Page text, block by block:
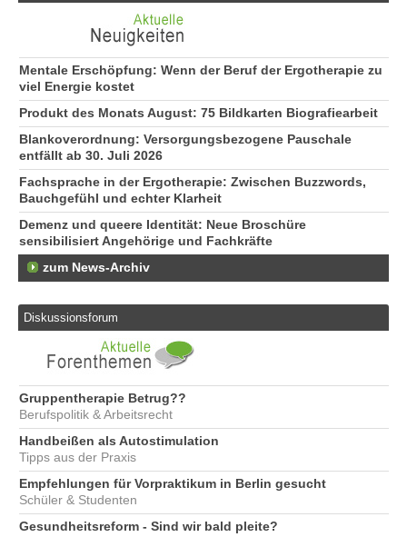
Mentale Erschöpfung: Wenn der Beruf der Ergotherapie zu
viel Energie kostet
Produkt des Monats August: 75 Bildkarten Biografiearbeit
Blankoverordnung: Versorgungsbezogene Pauschale
entfällt ab 30. Juli 2026
Fachsprache in der Ergotherapie: Zwischen Buzzwords,
Bauchgefühl und echter Klarheit
Demenz und queere Identität: Neue Broschüre
sensibilisiert Angehörige und Fachkräfte
zum News-Archiv
Diskussionsforum
Gruppentherapie Betrug??
Berufspolitik & Arbeitsrecht
Handbeißen als Autostimulation
Tipps aus der Praxis
Empfehlungen für Vorpraktikum in Berlin gesucht
Schüler & Studenten
Gesundheitsreform - Sind wir bald pleite?